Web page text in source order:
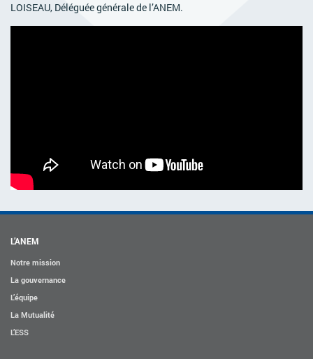
Les rapports d’activité de la branche Mutualité
Les études
ACTUALITÉS
LOISEAU, Déléguée générale de l’ANEM.
L’ANEM
Notre mission
La gouvernance
L’équipe
La Mutualité
L’ESS